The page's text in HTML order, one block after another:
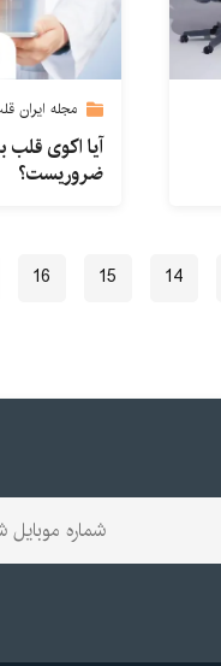
مجله ایران
آیا اکوی قلب
ضروریست؟
14
15
16